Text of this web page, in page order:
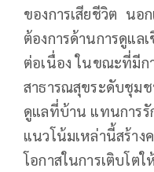
ของการเสียชีวิต นอ
ต้องการด้านการดูแล
ต่อเนื่อง ในขณะที่มีก
สาธารณสุขระดับชุม
ดูแลที่บ้าน แทนการรั
แนวโน้มเหล่านี้สร้าง
โอกาสในการเติบโต